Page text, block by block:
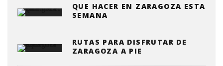
QUE HACER EN ZARAGOZA ESTA
SEMANA
RUTAS PARA DISFRUTAR DE
ZARAGOZA A PIE